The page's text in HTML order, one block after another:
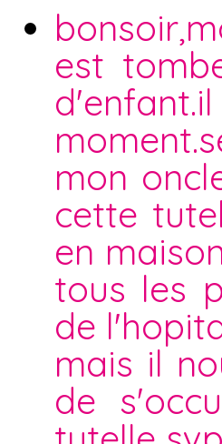
est
mon
cette
en
tous les
de
mais il
de